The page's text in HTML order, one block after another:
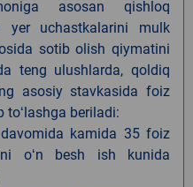
asosan qishloq
yer uchastkalarini mulk
sotib olish qiymatini
teng ulushlarda, qoldiq
asosiy stavkasida foiz
toʻlashga beriladi:
kamida 35 foiz
oʻn besh ish kunida